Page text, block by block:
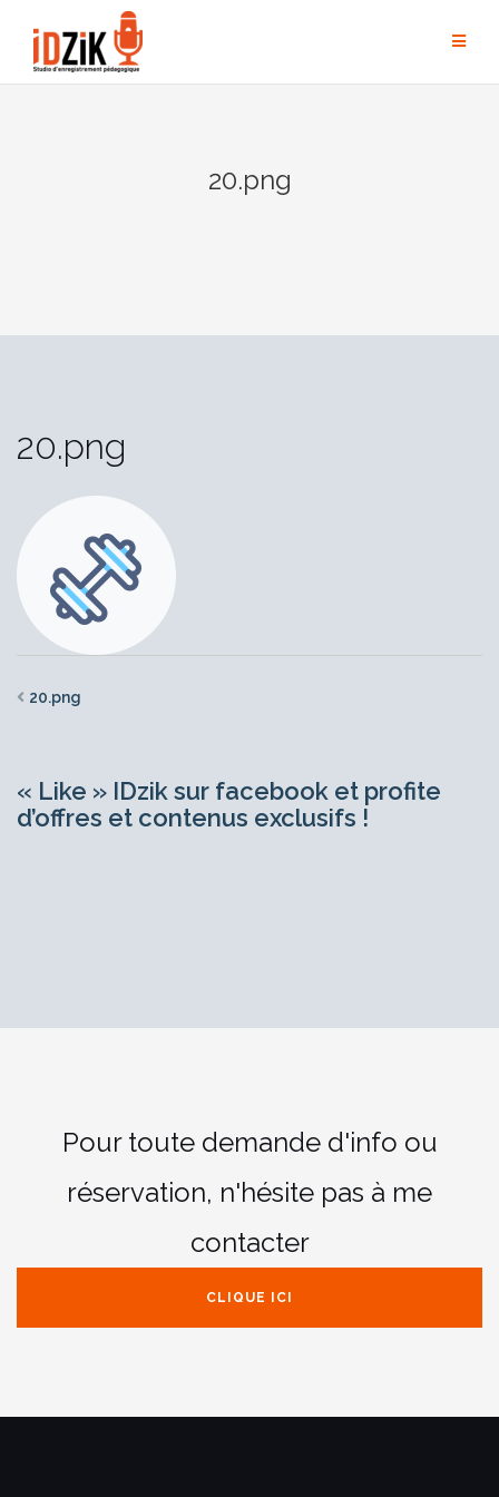
20.png
20.png
20.png
« Like » IDzik sur facebook et profite
d’offres et contenus exclusifs !
Pour toute demande d'info ou
réservation, n'hésite pas à me
contacter
CLIQUE ICI